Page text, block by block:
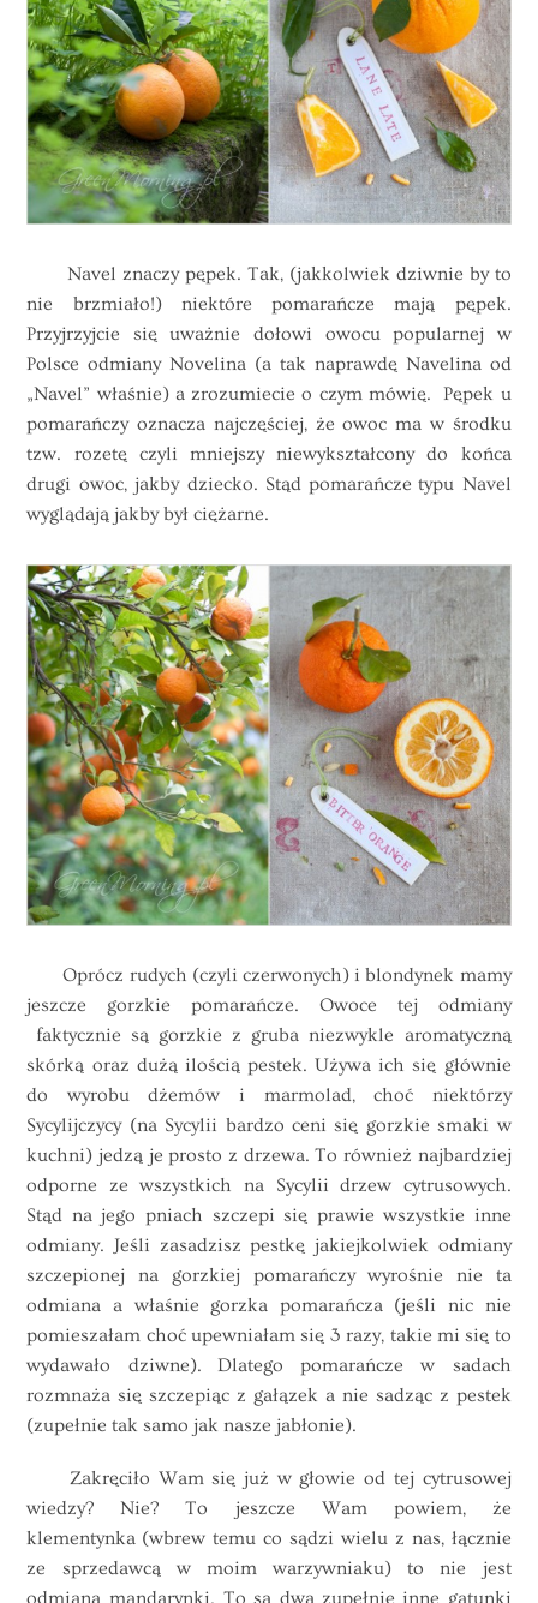
Navel znaczy pępek. Tak, (jakkolwiek dziwnie by to
nie brzmiało!) niektóre pomarańcze mają pępek.
Przyjrzyjcie się uważnie dołowi owocu popularnej w
Polsce odmiany Novelina (a tak naprawdę Navelina od
„Navel” właśnie) a zrozumiecie o czym mówię. Pępek u
pomarańczy oznacza najczęściej, że owoc ma w środku
tzw. rozetę czyli mniejszy niewykształcony do końca
drugi owoc, jakby dziecko. Stąd pomarańcze typu Navel
wyglądają jakby był ciężarne.
Oprócz rudych (czyli czerwonych) i blondynek mamy
jeszcze gorzkie pomarańcze. Owoce tej odmiany
faktycznie są gorzkie z gruba niezwykle aromatyczną
skórką oraz dużą ilością pestek. Używa ich się głównie
do wyrobu dżemów i marmolad, choć niektórzy
Sycylijczycy (na Sycylii bardzo ceni się gorzkie smaki w
kuchni) jedzą je prosto z drzewa. To również najbardziej
odporne ze wszystkich na Sycylii drzew cytrusowych.
Stąd na jego pniach szczepi się prawie wszystkie inne
odmiany. Jeśli zasadzisz pestkę jakiejkolwiek odmiany
szczepionej na gorzkiej pomarańczy wyrośnie nie ta
odmiana a właśnie gorzka pomarańcza (jeśli nic nie
pomieszałam choć upewniałam się 3 razy, takie mi się to
wydawało dziwne). Dlatego pomarańcze w sadach
rozmnaża się szczepiąc z gałązek a nie sadząc z pestek
(zupełnie tak samo jak nasze jabłonie).
Zakręciło Wam się już w głowie od tej cytrusowej
wiedzy? Nie? To jeszcze Wam powiem, że
klementynka (wbrew temu co sądzi wielu z nas, łącznie
ze sprzedawcą w moim warzywniaku) to nie jest